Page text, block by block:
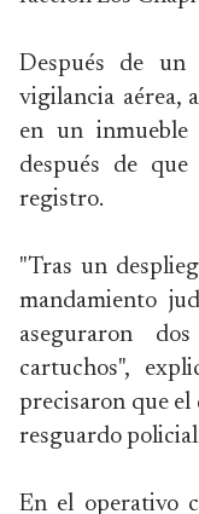
Después de un
vigilancia aérea,
en un inmueble
después de
registro.
"Tras un
mandamiento
aseguraron
cartuchos",
precisaron que el
resguardo
En el operativo